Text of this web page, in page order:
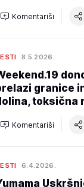
Komentariši
8.5.2026.
granice
toksična
Komentariši
6.4.2026.